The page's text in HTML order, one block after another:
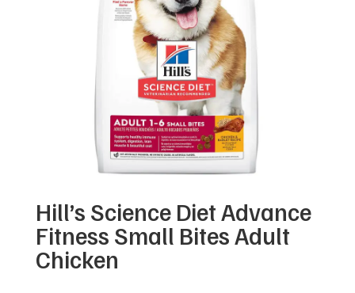
Hill’s Science Diet Advance
Fitness Small Bites Adult
Chicken